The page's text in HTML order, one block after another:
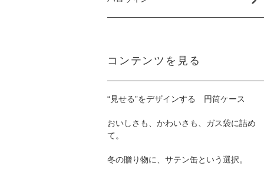
コンテンツを見る
“見せる”をデザインする 円筒ケース
おいしさも、かわいさも、ガス袋に詰め
て。
冬の贈り物に、サテン缶という選択。